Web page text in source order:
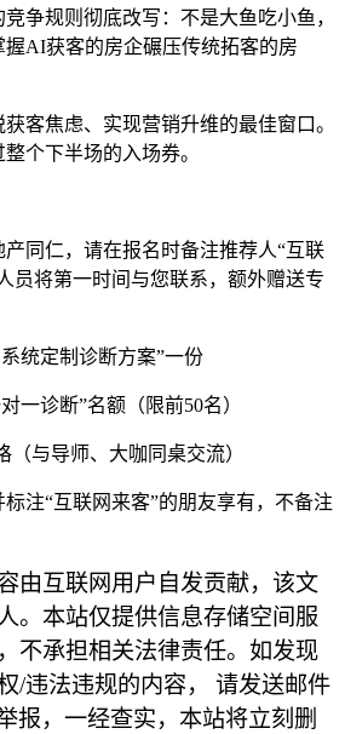
争规则彻底改写：不是大鱼吃小鱼，
AI获客的房企碾压传统拓客的房
客焦虑、实现营销升维的最佳窗口。
个下半场的入场券。
同仁，请在报名时备注推荐人“互联
员将第一时间与您联系，额外赠送专
统定制诊断方案”一份
一诊断”名额（限前50名）
（与导师、大咖同桌交流）
注“互联网来客”的朋友享有，不备注
由互联网用户自发贡献，该文
。本站仅提供信息存储空间服
不承担相关法律责任。如发现
/违法违规的内容， 请发送邮件
报，一经查实，本站将立刻删